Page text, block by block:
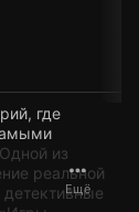
Ещё
где
из
реальной